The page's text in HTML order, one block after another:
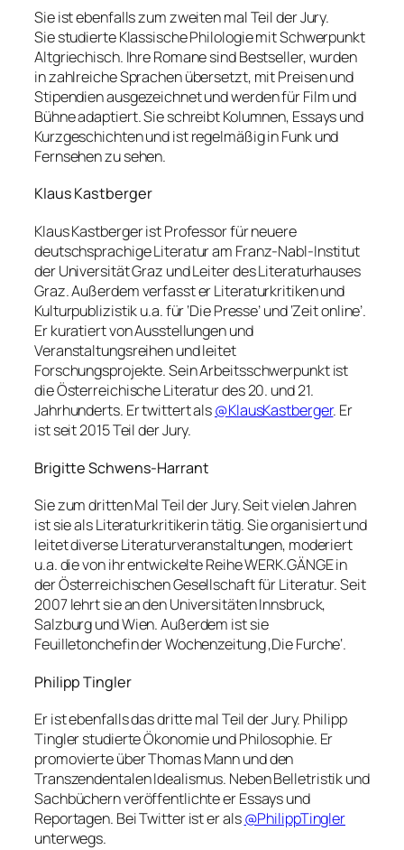
Sie ist ebenfalls zum zweiten mal Teil der Jury.
Sie studierte Klassische Philologie mit Schwerpunkt
Altgriechisch. Ihre Romane sind Bestseller, wurden
in zahlreiche Sprachen übersetzt, mit Preisen und
Stipendien ausgezeichnet und werden für Film und
Bühne adaptiert. Sie schreibt Kolumnen, Essays und
Kurzgeschichten und ist regelmäßig in Funk und
Fernsehen zu sehen.
Klaus Kastberger
Klaus Kastberger ist Professor für neuere
deutschsprachige Literatur am Franz-Nabl-Institut
der Universität Graz und Leiter des Literaturhauses
Graz. Außerdem verfasst er Literaturkritiken und
Kulturpublizistik u.a. für ‘Die Presse’ und ‘Zeit online’.
Er kuratiert von Ausstellungen und
Veranstaltungsreihen und leitet
Forschungsprojekte. Sein Arbeitsschwerpunkt ist
die Österreichische Literatur des 20. und 21.
Jahrhunderts. Er twittert als@KlausKastberger. Er
ist seit 2015 Teil der Jury.
Brigitte Schwens-Harrant
Sie zum dritten Mal Teil der Jury. Seit vielen Jahren
ist sie als Literaturkritikerin tätig. Sie organisiert und
leitet diverse Literaturveranstaltungen, moderiert
u.a. die von ihr entwickelte Reihe WERK.GÄNGE in
der Österreichischen Gesellschaft für Literatur. Seit
2007 lehrt sie an den Universitäten Innsbruck,
Salzburg und Wien. Außerdem ist sie
Feuilletonchefin der Wochenzeitung ‚Die Furche‘.
Philipp Tingler
Er ist ebenfalls das dritte mal Teil der Jury. Philipp
Tingler studierte Ökonomie und Philosophie. Er
promovierte über Thomas Mann und den
Transzendentalen Idealismus. Neben Belletristik und
Sachbüchern veröffentlichte er Essays und
Reportagen. Bei Twitter ist er als@PhilippTingler
unterwegs.